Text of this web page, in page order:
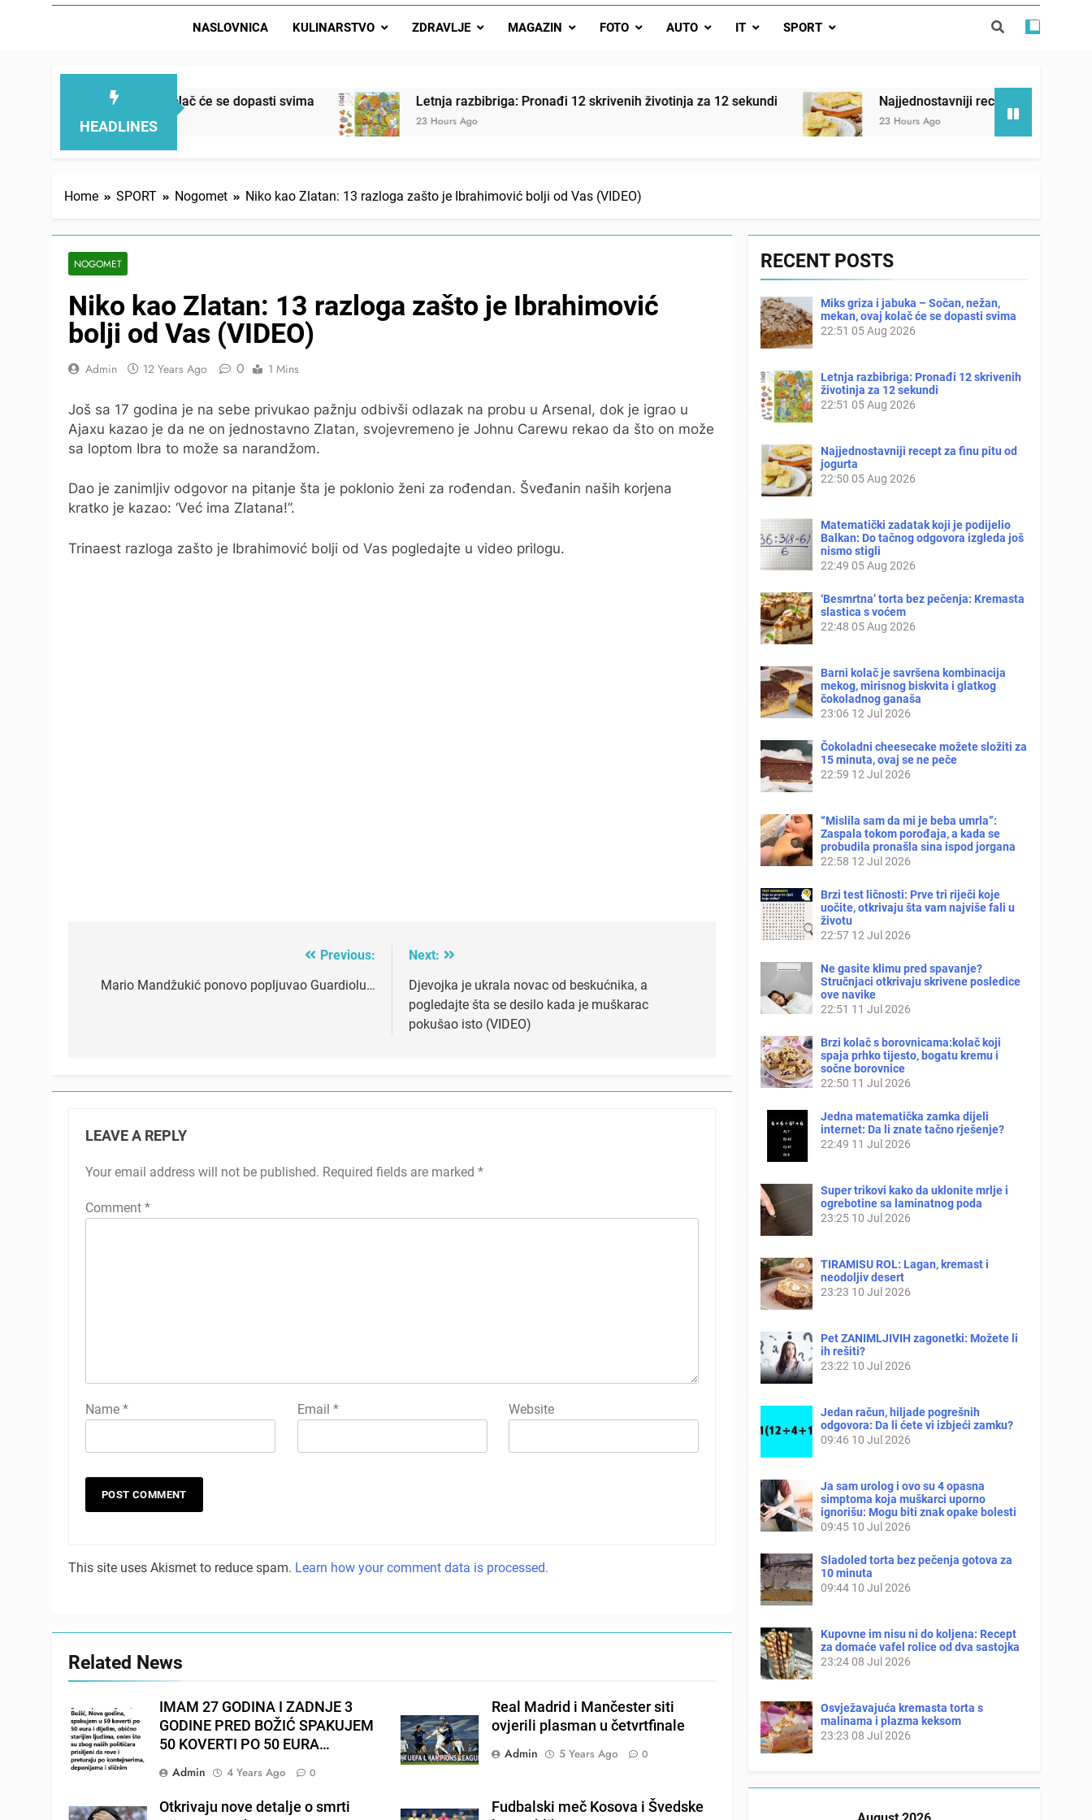
Letnja razbibriga: Pronađi 12 skrivenih životinja za 12 sekundi
Matematički zadatak koji je podijelio Balkan: Do tačnog odgovora izgleda još nismo stigli
NASLOVNICA KULINARSTVO ZDRAVLJE MAGAZIN FOTO AUTO IT SPORT
HEADLINES
mekan, ovaj kolač će se dopasti svima Letnja razbibriga: Pronađi 12 skrivenih životinja za 12 sekundi
23 Hours Ago
Najjednostavniji recept za finu pitu od jogurta
23 Hours Ago
Home SPORT Nogomet Niko kao Zlatan: 13 razloga zašto je Ibrahimović bolji od Vas (VIDEO)
NOGOMET
Niko kao Zlatan: 13 razloga zašto je Ibrahimović
bolji od Vas (VIDEO)
Admin 12 Years Ago 0 1 Mins
Još sa 17 godina je na sebe privukao pažnju odbivši odlazak na probu u Arsenal, dok je igrao u
Ajaxu kazao je da ne on jednostavno Zlatan, svojevremeno je Johnu Carewu rekao da što on može
sa loptom Ibra to može sa narandžom.
Dao je zanimljiv odgovor na pitanje šta je poklonio ženi za rođendan. Šveđanin naših korjena
kratko je kazao: ‘Već ima Zlatana!”.
Trinaest razloga zašto je Ibrahimović bolji od Vas pogledajte u video prilogu.
navigation
Previous:
Mario Mandžukić ponovo popljuvao Guardiolu…
Next:
Djevojka je ukrala novac od beskućnika, a
pogledajte šta se desilo kada je muškarac
pokušao isto (VIDEO)
LEAVE A REPLY
Your email address will not be published. Required fields are marked *
Comment *
Name * Email * Website
This site uses Akismet to reduce spam. Learn how your comment data is processed.
Related News
IMAM 27 GODINA I ZADNJE 3
GODINE PRED BOŽIĆ SPAKUJEM
50 KOVERTI PO 50 EURA…
Admin
4 Years Ago 0
Real Madrid i Mančester siti
ovjerili plasman u četvrtfinale
Admin
5 Years Ago 0
Otkrivaju nove detalje o smrti
Fudbalski meč Kosova i Švedske
RECENT POSTS
Miks griza i jabuka – Sočan, nežan,
mekan, ovaj kolač će se dopasti svima
22:51 05 Aug 2026
Letnja razbibriga: Pronađi 12 skrivenih
životinja za 12 sekundi
22:51 05 Aug 2026
Najjednostavniji recept za finu pitu od
jogurta
22:50 05 Aug 2026
Matematički zadatak koji je podijelio
Balkan: Do tačnog odgovora izgleda još
nismo stigli
22:49 05 Aug 2026
‘Besmrtna’ torta bez pečenja: Kremasta
slastica s voćem
22:48 05 Aug 2026
Barni kolač je savršena kombinacija
mekog, mirisnog biskvita i glatkog
čokoladnog ganaša
23:06 12 Jul 2026
Čokoladni cheesecake možete složiti za
15 minuta, ovaj se ne peče
22:59 12 Jul 2026
“Mislila sam da mi je beba umrla”:
Zaspala tokom porođaja, a kada se
probudila pronašla sina ispod jorgana
22:58 12 Jul 2026
Brzi test ličnosti: Prve tri riječi koje
uočite, otkrivaju šta vam najviše fali u
životu
22:57 12 Jul 2026
Ne gasite klimu pred spavanje?
Stručnjaci otkrivaju skrivene posledice
ove navike
22:51 11 Jul 2026
Brzi kolač s borovnicama:kolač koji
spaja prhko tijesto, bogatu kremu i
sočne borovnice
22:50 11 Jul 2026
Jedna matematička zamka dijeli
internet: Da li znate tačno rješenje?
22:49 11 Jul 2026
Super trikovi kako da uklonite mrlje i
ogrebotine sa laminatnog poda
23:25 10 Jul 2026
TIRAMISU ROL: Lagan, kremast i
neodoljiv desert
23:23 10 Jul 2026
Pet ZANIMLJIVIH zagonetki: Možete li
ih rešiti?
23:22 10 Jul 2026
Jedan račun, hiljade pogrešnih
odgovora: Da li ćete vi izbjeći zamku?
09:46 10 Jul 2026
Ja sam urolog i ovo su 4 opasna
simptoma koja muškarci uporno
ignorišu: Mogu biti znak opake bolesti
09:45 10 Jul 2026
Sladoled torta bez pečenja gotova za
10 minuta
09:44 10 Jul 2026
Kupovne im nisu ni do koljena: Recept
za domaće vafel rolice od dva sastojka
23:24 08 Jul 2026
Osvježavajuća kremasta torta s
malinama i plazma keksom
23:23 08 Jul 2026